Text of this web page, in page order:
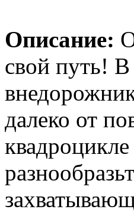
Описание:
свой путь!
далеко от